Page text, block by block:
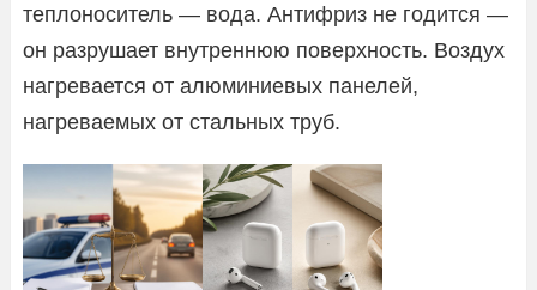
теплоноситель — вода. Антифриз не годится —
он разрушает внутреннюю поверхность. Воздух
нагревается от алюминиевых панелей,
нагреваемых от стальных труб.